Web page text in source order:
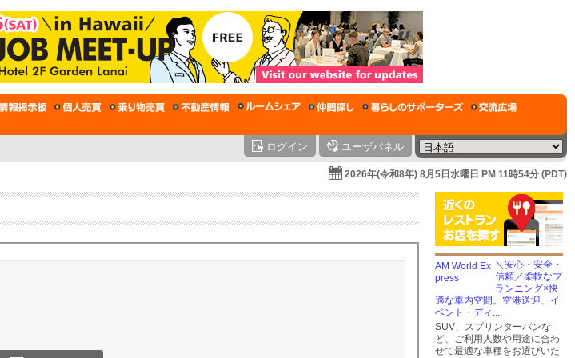
ログイン ユーザパネル
2026年(令和8年) 8月5日水曜日 PM 11時54分 (PDT)
＼安心・安全・
信頼／柔軟なプ
ランニング×快
適な車内空間。空港送迎、イ
ベント・ディ...
SUV、スプリンターバンな
ど、ご利用人数や用途に合わ
せて最適な車種をお選びいた